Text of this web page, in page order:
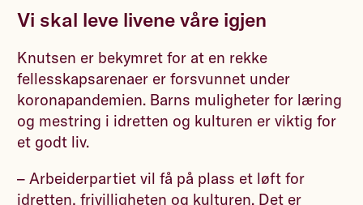
Vi skal leve livene våre igjen
Knutsen er bekymret for at en rekke
fellesskapsarenaer er forsvunnet under
koronapandemien. Barns muligheter for læring
og mestring i idretten og kulturen er viktig for
et godt liv.
– Arbeiderpartiet vil få på plass et løft for
idretten, frivilligheten og kulturen. Det er